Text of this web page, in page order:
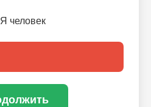
Я человек